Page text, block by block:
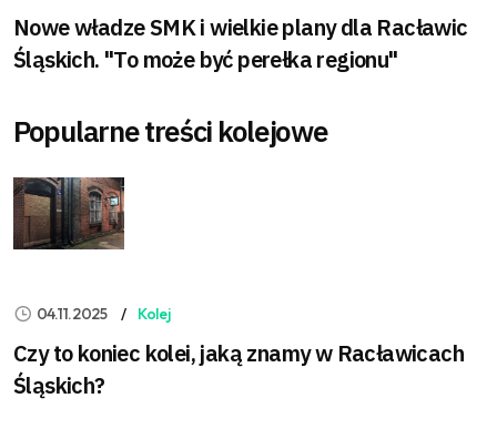
Nowe władze SMK i wielkie plany dla Racławic
Śląskich. "To może być perełka regionu"
Popularne treści kolejowe
04.11.2025 Kolej
Czy to koniec kolei, jaką znamy w Racławicach
Śląskich?